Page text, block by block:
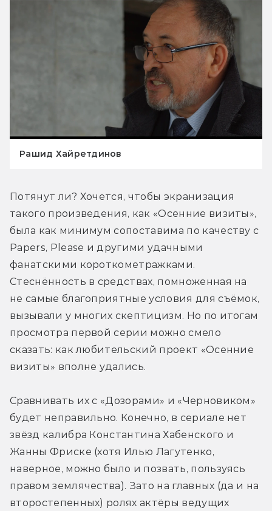
Рашид Хайретдинов
Потянут ли? Хочется, чтобы экранизация
такого произведения, как «Осенние визиты»,
была как минимум сопоставима по качеству с
Papers, Please и другими удачными
фанатскими короткометражками.
Стеснённость в средствах, помноженная на
не самые благоприятные условия для съёмок,
вызывали у многих скептицизм. Но по итогам
просмотра первой серии можно смело
сказать: как любительский проект «Осенние
визиты» вполне удались.
Сравнивать их с «Дозорами» и «Черновиком»
будет неправильно. Конечно, в сериале нет
звёзд калибра Константина Хабенского и
Жанны Фриске (хотя Илью Лагутенко,
наверное, можно было и позвать, пользуясь
правом землячества). Зато на главных (да и на
второстепенных) ролях актёры ведущих